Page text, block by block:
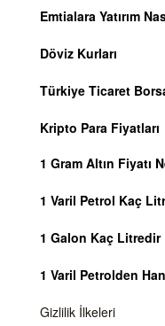
Emtialara Yatırım
Döviz Kurları
Türkiye Ticaret
Kripto Para Fiyatları
1 Gram Altın Fiyatı
1 Varil Petrol Kaç
1 Galon Kaç Litredir
1 Varil Petrolden
Gizlilik İlkeleri